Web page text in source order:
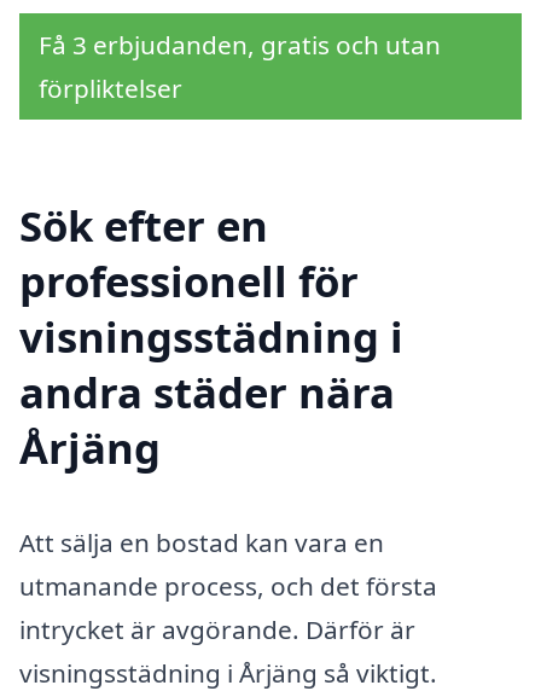
Få 3 erbjudanden, gratis och utan
förpliktelser
Sök efter en
professionell för
visningsstädning i
andra städer nära
Årjäng
Att sälja en bostad kan vara en
utmanande process, och det första
intrycket är avgörande. Därför är
visningsstädning i Årjäng så viktigt.